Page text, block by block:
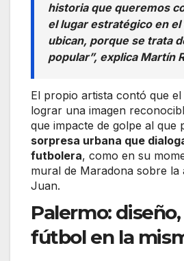
historia que queremos
el lugar estratégico en el
ubican, porque se trata
popular”, explica Martín
El propio artista contó que
lograr una imagen
que impacte de golpe al que
sorpresa urbana que
futbolera, como en su
mural de Maradona sobre la
Juan.
Palermo:
fútbol en la